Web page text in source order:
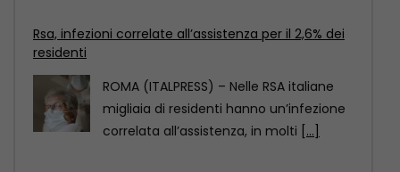
Leucemie, nuove opzioni terapeutiche per le
forme acute
ROMA (ITALPRESS) – In Italia, le leucemie
causano circa 15.600 nuove diagnosi
ogni anno e[...]